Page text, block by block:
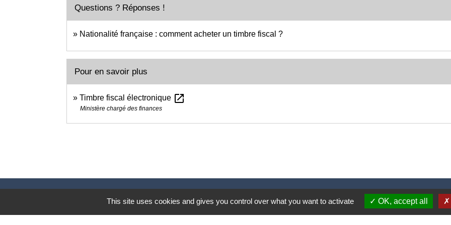
Questions ? Réponses !
Nationalité française : comment acheter un timbre fiscal ?
Pour en savoir plus
Timbre fiscal électronique open_in_new
Ministère chargé des finances
Nous contacter
Commune de Puylaurens
This site uses cookies and gives you control over what you want to activate OK, accept all